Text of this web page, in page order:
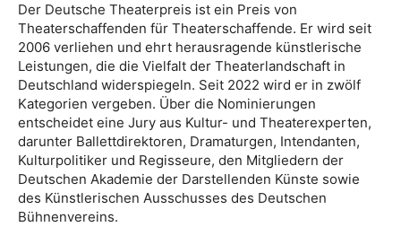
Der Deutsche Theaterpreis ist ein Preis von
Theaterschaffenden für Theaterschaffende. Er wird seit
2006 verliehen und ehrt herausragende künstlerische
Leistungen, die die Vielfalt der Theaterlandschaft in
Deutschland widerspiegeln. Seit 2022 wird er in zwölf
Kategorien vergeben. Über die Nominierungen
entscheidet eine Jury aus Kultur- und Theaterexperten,
darunter Ballettdirektoren, Dramaturgen, Intendanten,
Kulturpolitiker und Regisseure, den Mitgliedern der
Deutschen Akademie der Darstellenden Künste sowie
des Künstlerischen Ausschusses des Deutschen
Bühnenvereins.